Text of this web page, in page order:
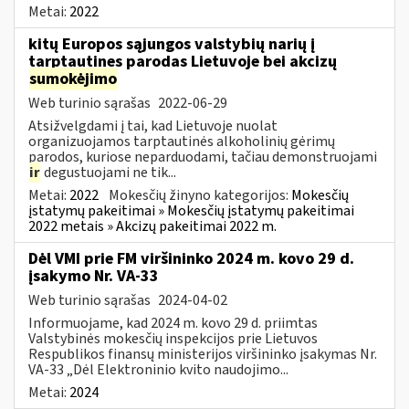
Metai: 2022
kitų Europos sąjungos valstybių narių į
tarptautines parodas Lietuvoje bei akcizų
sumokėjimo
Web turinio sąrašas 2022-06-29
Atsižvelgdami į tai, kad Lietuvoje nuolat
organizuojamos tarptautinės alkoholinių gėrimų
parodos, kuriose neparduodami, tačiau demonstruojami
irdegustuojami ne tik...
Metai: 2022 Mokesčių žinyno kategorijos: Mokesčių
įstatymų pakeitimai » Mokesčių įstatymų pakeitimai
2022 metais » Akcizų pakeitimai 2022 m.
Dėl VMI prie FM viršininko 2024 m. kovo 29 d.
įsakymo Nr. VA-33
Web turinio sąrašas 2024-04-02
Informuojame, kad 2024 m. kovo 29 d. priimtas
Valstybinės mokesčių inspekcijos prie Lietuvos
Respublikos finansų ministerijos viršininko įsakymas Nr.
VA-33 „Dėl Elektroninio kvito naudojimo...
Metai: 2024